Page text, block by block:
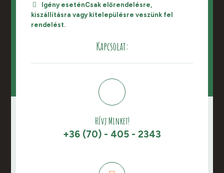
Igény eseténCsak előrendelésre,
kiszállításra vagy kitelepülésre veszünk fel
rendelést.
Kapcsolat:
Hívj Minket!
+36 (70) - 405 - 2343